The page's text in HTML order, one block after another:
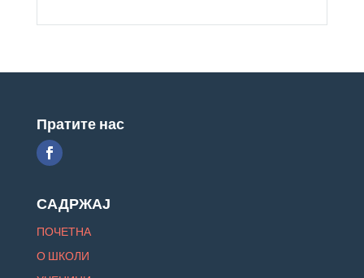
Пратите нас
САДРЖАЈ
ПОЧЕТНА
О ШКОЛИ